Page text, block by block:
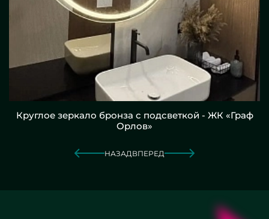
Круглое зеркало бронза с подсветкой - ЖК «Граф
Орлов»
НАЗАД ВПЕРЕД